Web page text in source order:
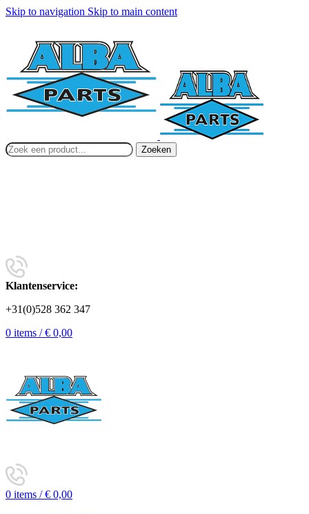
Skip to navigation Skip to main content
Zoeken
Klantenservice:
+31(0)528 362 347
0 items / € 0,00
0 items / € 0,00